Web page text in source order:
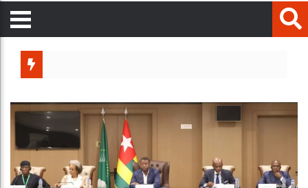
Côte
Ceuta :